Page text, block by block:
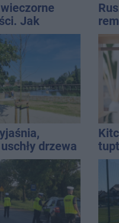
Jak
z
być na
nie żyć w
chaosie?
drzewa
Radny: To